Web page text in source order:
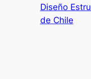
Diseño
de Chile